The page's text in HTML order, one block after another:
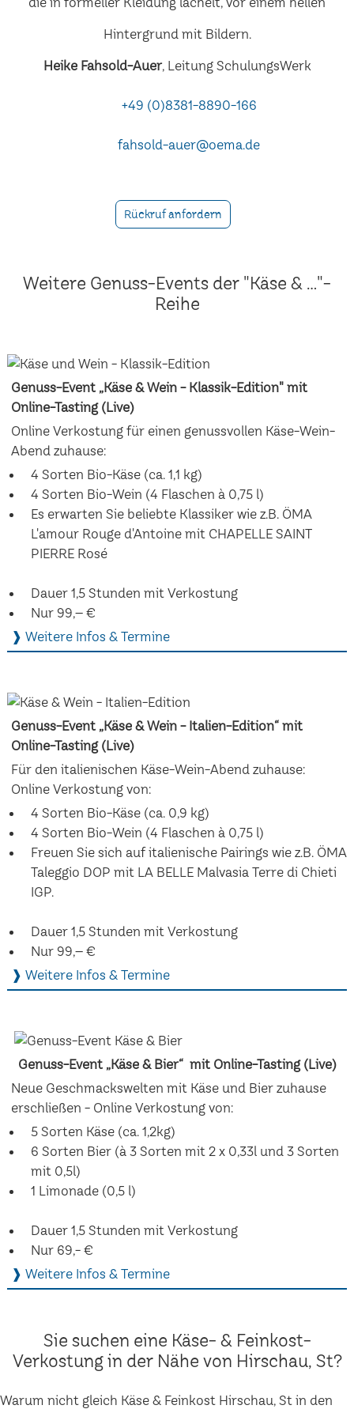
Heike Fahsold-Auer, Leitung SchulungsWerk
+49 (0)8381-8890-166
fahsold-auer@oema.de
Rückruf anfordern
Weitere Genuss-Events der "Käse & ..."-
Reihe
Genuss-Event „Käse & Wein - Klassik-Edition" mit
Online-Tasting (Live)
Online Verkostung für einen genussvollen Käse-Wein-
Abend zuhause:
4 Sorten Bio-Käse (ca. 1,1 kg)
4 Sorten Bio-Wein (4 Flaschen à 0,75 l)
Es erwarten Sie beliebte Klassiker wie z.B. ÖMA
L'amour Rouge d'Antoine mit CHAPELLE SAINT
PIERRE Rosé
Dauer 1,5 Stunden mit Verkostung
Nur 99,– €
❱ Weitere Infos & Termine
Genuss-Event „Käse & Wein - Italien-Edition“ mit
Online-Tasting (Live)
Für den italienischen Käse-Wein-Abend zuhause:
Online Verkostung von:
4 Sorten Bio-Käse (ca. 0,9 kg)
4 Sorten Bio-Wein (4 Flaschen à 0,75 l)
Freuen Sie sich auf italienische Pairings wie z.B. ÖMA
Taleggio DOP mit LA BELLE Malvasia Terre di Chieti
IGP.
Dauer 1,5 Stunden mit Verkostung
Nur 99,– €
❱ Weitere Infos & Termine
Genuss-Event „Käse & Bier“ mit Online-Tasting (Live)
Neue Geschmackswelten mit Käse und Bier zuhause
erschließen - Online Verkostung von:
5 Sorten Käse (ca. 1,2kg)
6 Sorten Bier (à 3 Sorten mit 2 x 0,33l und 3 Sorten
mit 0,5l)
1 Limonade (0,5 l)
Dauer 1,5 Stunden mit Verkostung
Nur 69,- €
❱ Weitere Infos & Termine
Sie suchen eine Käse- & Feinkost-
Verkostung in der Nähe von Hirschau, St?
Warum nicht gleich Käse & Feinkost Hirschau, St in den